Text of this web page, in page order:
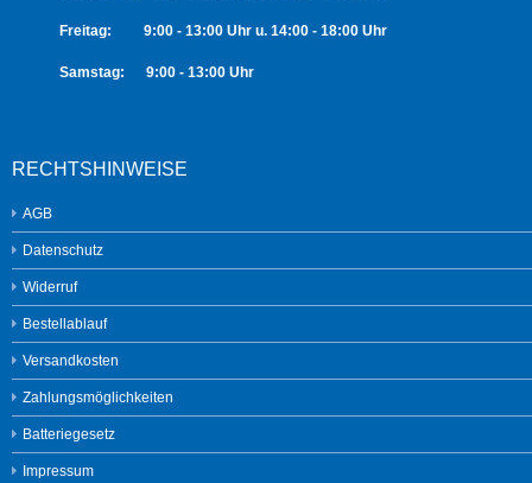
Freitag: 9:00 - 13:00 Uhr u. 14:00 - 18:00 Uhr
Samstag: 9:00 - 13:00 Uhr
RECHTSHINWEISE
AGB
Datenschutz
Widerruf
Bestellablauf
Versandkosten
Zahlungsmöglichkeiten
Batteriegesetz
Impressum